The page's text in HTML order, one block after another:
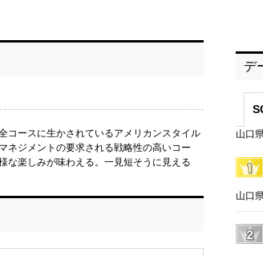
コースに生かされているアメリカンスタイル
ネジメントの要求される戦略性の高いコー
な楽しみが味わえる。一見短そうに見える
デ
山口
山口